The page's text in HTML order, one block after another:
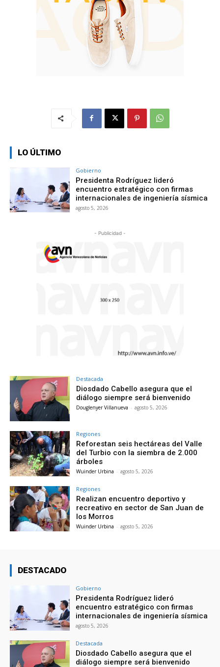
LO ÚLTIMO
Gobierno
Presidenta Rodríguez lideró
encuentro estratégico con firmas
internacionales de ingeniería sísmica
agosto 5, 2026
- Publicidad -
Destacada
Diosdado Cabello asegura que el
diálogo siempre será bienvenido
Douglenyer Villanueva - agosto 5, 2026
Regiones
Reforestan seis hectáreas del Valle
del Turbio con la siembra de 2.000
árboles
Wuinder Urbina - agosto 5, 2026
Regiones
Realizan encuentro deportivo y
recreativo en sector de San Juan de
los Morros
Wuinder Urbina - agosto 5, 2026
DESTACADO
Gobierno
Presidenta Rodríguez lideró
encuentro estratégico con firmas
internacionales de ingeniería sísmica
agosto 5, 2026
Destacada
Diosdado Cabello asegura que el
diálogo siempre será bienvenido